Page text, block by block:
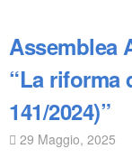
Assemblea
“La riforma
141/2024)”
29 Maggio, 2025